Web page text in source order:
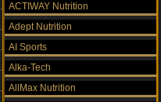
ACTIWAY Nutrition
Adept Nutrition
AI Sports
Alka-Tech
AllMax Nutrition